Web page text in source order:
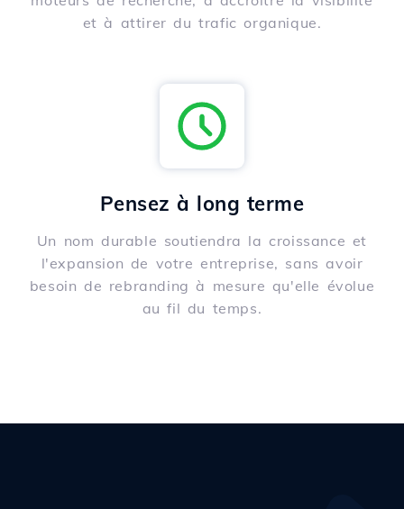
et à attirer du trafic organique.
Pensez à long terme
Un nom durable soutiendra la croissance et
l'expansion de votre entreprise, sans avoir
besoin de rebranding à mesure qu'elle évolue
au fil du temps.